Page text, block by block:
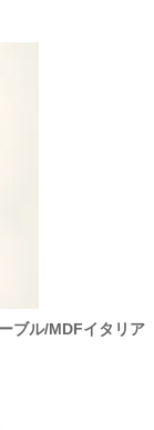
ブル/MDFイタリア